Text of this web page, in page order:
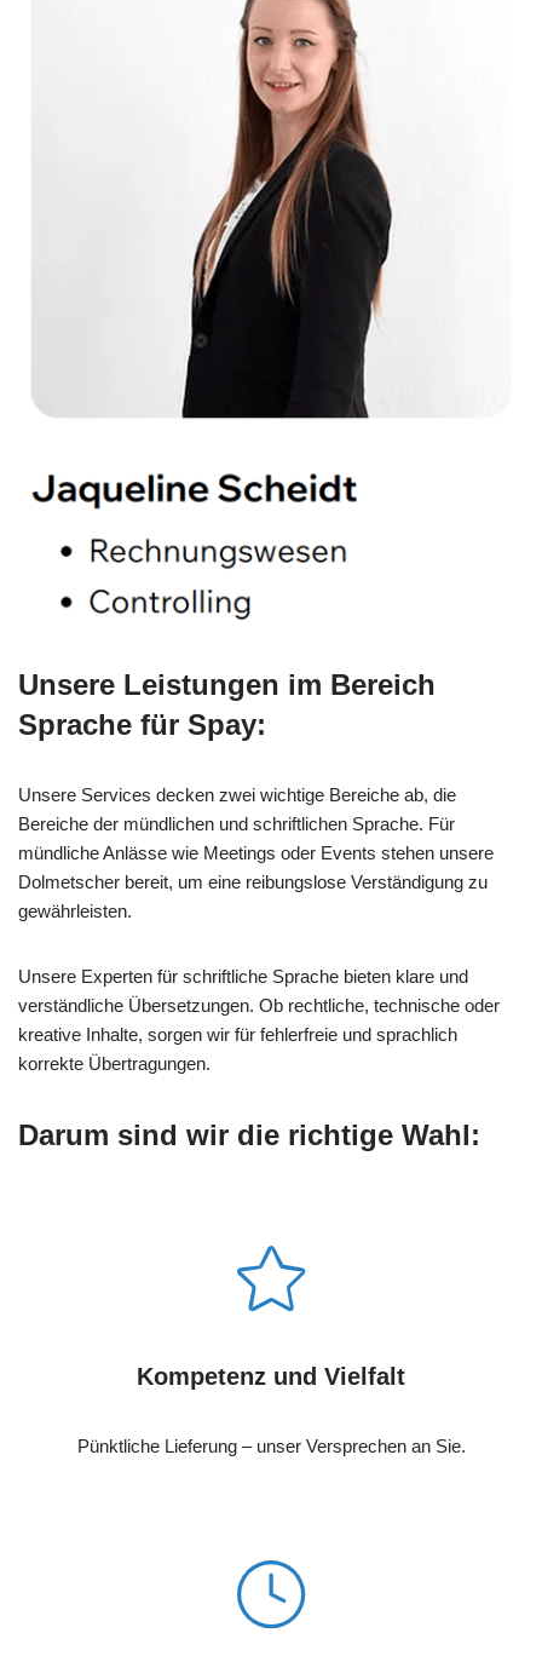
Unsere Leistungen im Bereich
Sprache für Spay:
Unsere Services decken zwei wichtige Bereiche ab, die
Bereiche der mündlichen und schriftlichen Sprache. Für
mündliche Anlässe wie Meetings oder Events stehen unsere
Dolmetscher bereit, um eine reibungslose Verständigung zu
gewährleisten.
Unsere Experten für schriftliche Sprache bieten klare und
verständliche Übersetzungen. Ob rechtliche, technische oder
kreative Inhalte, sorgen wir für fehlerfreie und sprachlich
korrekte Übertragungen.
Darum sind wir die richtige Wahl:
Kompetenz und Vielfalt
Pünktliche Lieferung – unser Versprechen an Sie.